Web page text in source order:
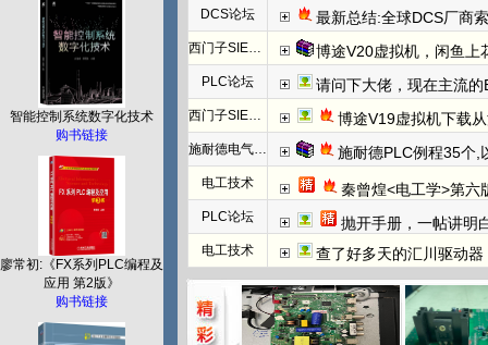
智能控制系统数字化技术
购书链接
廖常初:《FX系列PLC编程及
应用 第2版》
购书链接
DCS论坛 最新总结:全球DCS厂商
西门子SIEMENS 博途V20虚拟机，闲鱼上
PLC论坛 请问下大佬，现在主流的
西门子SIEMENS 博途V19虚拟机下载
施耐德电气PLC 施耐德PLC例程35个,
电工技术 秦曾煌<电工学>第六
PLC论坛 抛开手册，一帖讲明白欧姆龙NC
电工技术 查了好多天的汇川驱动